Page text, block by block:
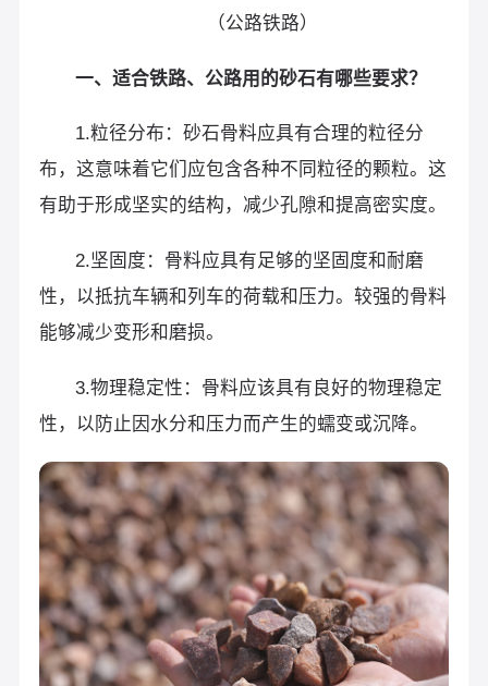
（公路铁路）
一、适合铁路、公路用的砂石有哪些要求？
1.粒径分布：砂石骨料应具有合理的粒径分
布，这意味着它们应包含各种不同粒径的颗粒。这
有助于形成坚实的结构，减少孔隙和提高密实度。
2.坚固度：骨料应具有足够的坚固度和耐磨
性，以抵抗车辆和列车的荷载和压力。较强的骨料
能够减少变形和磨损。
3.物理稳定性：骨料应该具有良好的物理稳定
性，以防止因水分和压力而产生的蠕变或沉降。